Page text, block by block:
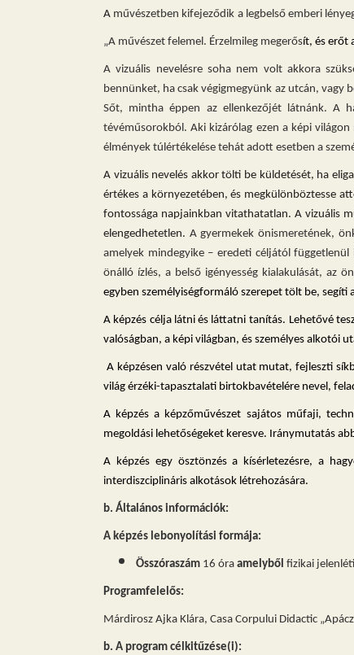
A művészetben kifejeződik a legbelső emberi
„A művészet felemel. Érzelmileg megerősít, és erőt
A vizuális nevelésre soha nem volt akkora
bennünket, ha csak végigmegyünk az utcán, vagy
Sőt, mintha éppen az ellenkezőjét látnánk. A
tévéműsorokból. Aki kizárólag ezen a képi
élmények túlértékelése tehát adott esetben a
A vizuális nevelés akkortölti be küldetését, ha
értékes a környezetében, és megkülönböztesse
fontossága napjainkban vitathatatlan. A vizuális
elengedhetetlen. A gyermekek önismeretének,
amelyek mindegyike – eredeti céljától
önálló ízlés, a belső igényesség kialakulását, az
egyben személyiségformáló szerepet tölt be,
A képzés célja látni és láttatni tanítás. Lehetővé
valóságban, a képi világban, és személyes alkotói
A képzésen való részvétel utat mutat, fejleszti
világ érzéki-tapasztalati birtokbavételére nevel,
A képzés a képzőművészet sajátos műfaji,
megoldási lehetőségeket keresve. Iránymutatás
A képzés egy ösztönzés a kísérletezésre, a
interdiszciplináris alkotások létrehozására.
b. Általános információk:
A képzés lebonyolítási formája:
Összóraszám 16 óra amelyből fizikai jelenléti
Programfelelős:
Márdirosz Ajka Klára, Casa Corpului Didactic
b. A program célkitűzése(i):